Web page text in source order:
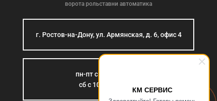
КМ СЕРВИС
ворота рольставни автоматика
г. Ростов-на-Дону, ул. Армянская, д. 6, офис 4
пн-пт с 9:00 до 18:00
сб с 10:00 до 15:00